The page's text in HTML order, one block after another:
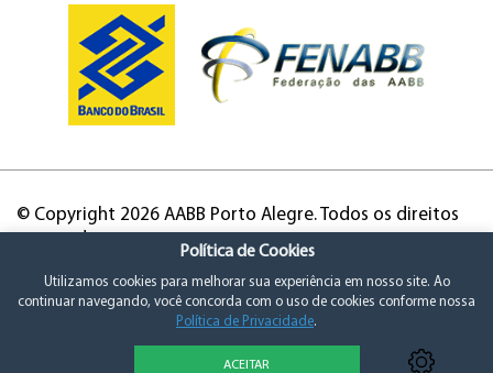
© Copyright 2026 AABB Porto Alegre. Todos os direitos
Política de Cookies
Utilizamos cookies para melhorar sua experiência em nosso site. Ao
continuar navegando, você concorda com o uso de cookies conforme nossa
Política de Privacidade.
ACEITAR